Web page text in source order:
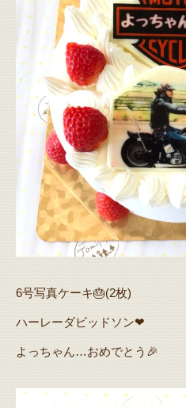
6号写真ケーキ🎂(2枚)
ハーレーダビッドソン❤
よっちゃん…おめでとう🎉